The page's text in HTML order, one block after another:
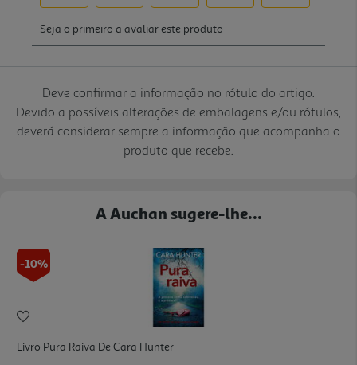
Deve confirmar a informação no rótulo do artigo.
Devido a possíveis alterações de embalagens e/ou rótulos,
deverá considerar sempre a informação que acompanha o
produto que recebe.
A Auchan sugere-lhe...
-10%
Livro Pura Raiva De Cara Hunter